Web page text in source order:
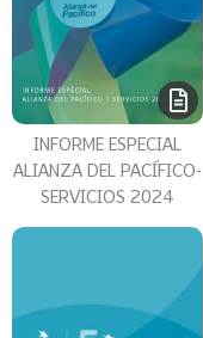
INFORME ESPECIAL
ALIANZA DEL PACÍFICO-
SERVICIOS 2024